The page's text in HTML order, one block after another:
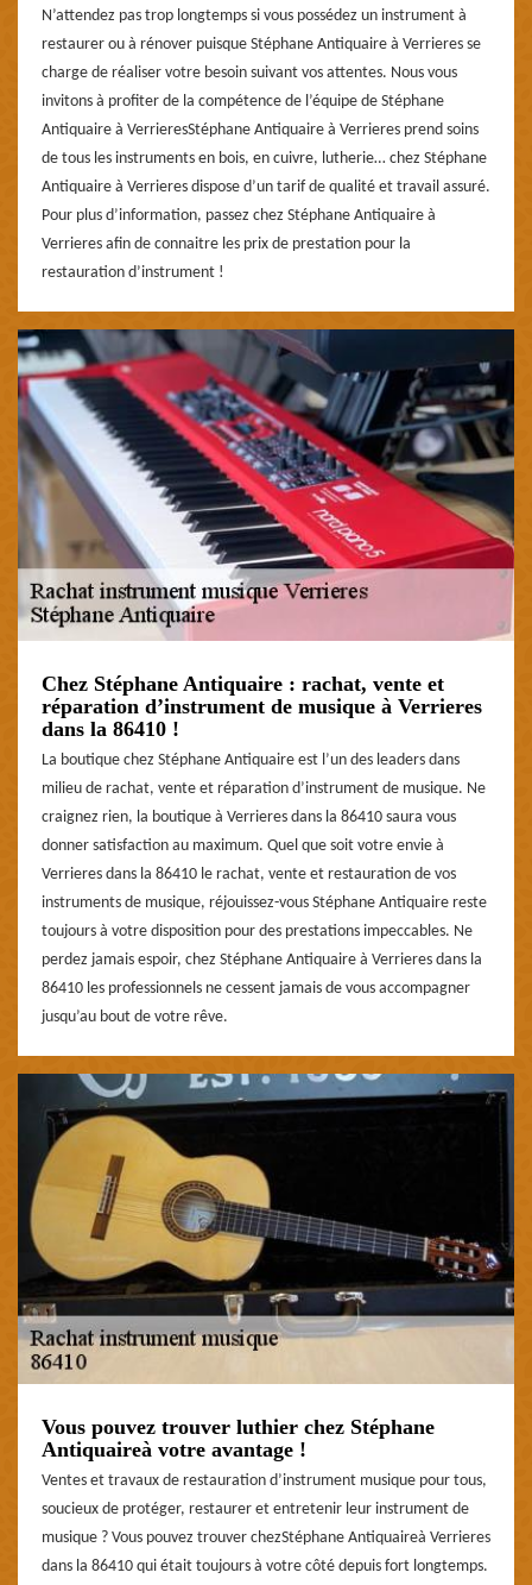
N’attendez pas trop longtemps si vous possédez un instrument à
restaurer ou à rénover puisque Stéphane Antiquaire à Verrieres se
charge de réaliser votre besoin suivant vos attentes. Nous vous
invitons à profiter de la compétence de l’équipe de Stéphane
Antiquaire à VerrieresStéphane Antiquaire à Verrieres prend soins
de tous les instruments en bois, en cuivre, lutherie… chez Stéphane
Antiquaire à Verrieres dispose d’un tarif de qualité et travail assuré.
Pour plus d’information, passez chez Stéphane Antiquaire à
Verrieres afin de connaitre les prix de prestation pour la
restauration d’instrument !
Chez Stéphane Antiquaire : rachat, vente et
réparation d’instrument de musique à Verrieres
dans la 86410 !
La boutique chez Stéphane Antiquaire est l’un des leaders dans
milieu de rachat, vente et réparation d’instrument de musique. Ne
craignez rien, la boutique à Verrieres dans la 86410 saura vous
donner satisfaction au maximum. Quel que soit votre envie à
Verrieres dans la 86410 le rachat, vente et restauration de vos
instruments de musique, réjouissez-vous Stéphane Antiquaire reste
toujours à votre disposition pour des prestations impeccables. Ne
perdez jamais espoir, chez Stéphane Antiquaire à Verrieres dans la
86410 les professionnels ne cessent jamais de vous accompagner
jusqu’au bout de votre rêve.
Vous pouvez trouver luthier chez Stéphane
Antiquaireà votre avantage !
Ventes et travaux de restauration d’instrument musique pour tous,
soucieux de protéger, restaurer et entretenir leur instrument de
musique ? Vous pouvez trouver chezStéphane Antiquaireà Verrieres
dans la 86410 qui était toujours à votre côté depuis fort longtemps.